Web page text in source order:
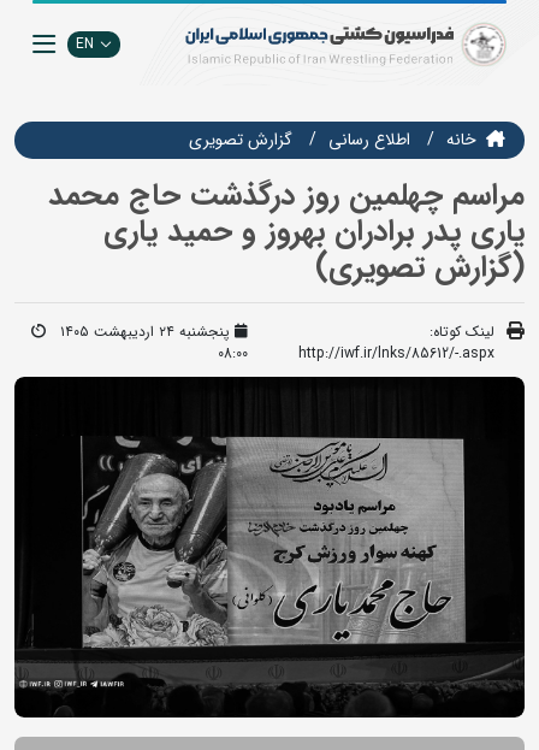
EN
خانه اطلاع رسانی گزارش تصويري
مراسم چهلمین روز درگذشت حاج محمد
یاری پدر برادران بهروز و حمید یاری
(گزارش تصویری)
لینک کوتاه:
http://iwf.ir/lnks/85612/-.aspx
پنجشنبه ۲۴ اردیبهشت ۱۴۰۵
08:00